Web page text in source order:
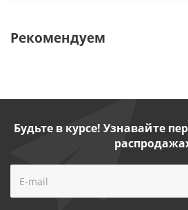
Рекомендуем
Будьте в курсе! Узнавайте